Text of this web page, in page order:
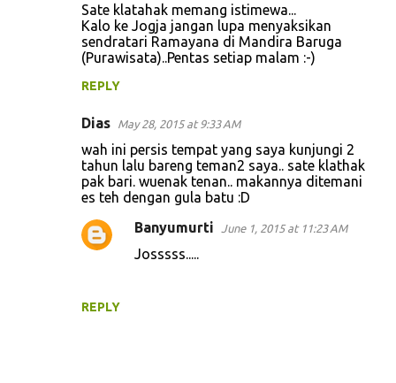
Sate klatahak memang istimewa...
Kalo ke Jogja jangan lupa menyaksikan
sendratari Ramayana di Mandira Baruga
(Purawisata)..Pentas setiap malam :-)
REPLY
Dias May 28, 2015 at 9:33 AM
wah ini persis tempat yang saya kunjungi 2
tahun lalu bareng teman2 saya.. sate klathak
pak bari. wuenak tenan.. makannya ditemani
es teh dengan gula batu :D
REPLY
Banyumurti June 1, 2015 at 11:23 AM
Josssss.....